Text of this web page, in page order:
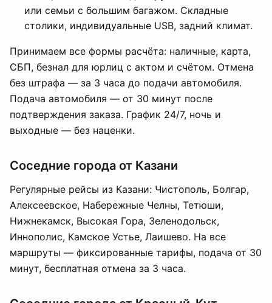
или семьи с большим багажом. Складные
столики, индивидуальные USB, задний климат.
Принимаем все формы расчёта: наличные, карта,
СБП, безнал для юрлиц с актом и счётом. Отмена
без штрафа — за 3 часа до подачи автомобиля.
Подача автомобиля — от 30 минут после
подтверждения заказа. График 24/7, ночь и
выходные — без наценки.
Соседние города от Казани
Регулярные рейсы из Казани: Чистополь, Болгар,
Алексеевское, Набережные Челны, Тетюши,
Нижнекамск, Высокая Гора, Зеленодольск,
Иннополис, Камское Устье, Лаишево. На все
маршруты — фиксированные тарифы, подача от 30
минут, бесплатная отмена за 3 часа.